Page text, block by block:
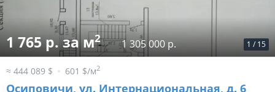
1 / 15
1 765 р. за м2 1 305 000 р.
≈ 444 089 $ 601 $/м2
Осиповичи, ул. Интернациональная, д. 6